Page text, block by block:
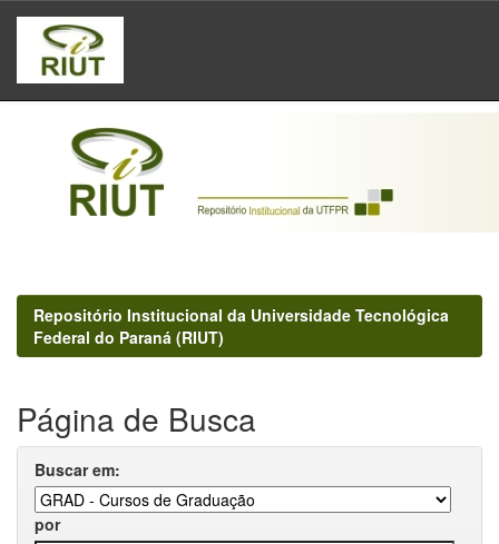
Skip
navigation
Repositório Institucional da Universidade Tecnológica
Federal do Paraná (RIUT)
Página de Busca
Buscar em:
por